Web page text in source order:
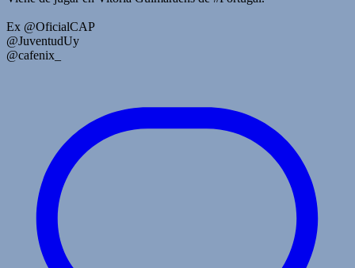
Ex @OficialCAP
@JuventudUy
@cafenix_